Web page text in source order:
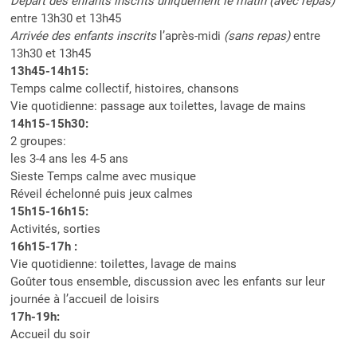
entre 13h30 et 13h45
Arrivée des enfants inscrits l’après-midi (sans repas)entre
13h30 et 13h45
13h45-14h15:
Temps calme collectif, histoires, chansons
Vie quotidienne: passage aux toilettes, lavage de mains
14h15-15h30:
2 groupes:
les 3-4 ans les 4-5 ans
Sieste Temps calme avec musique
Réveil échelonné puis jeux calmes
15h15-16h15:
Activités, sorties
16h15-17h :
Vie quotidienne: toilettes, lavage de mains
Goûter tous ensemble, discussion avec les enfants sur leur
journée à l’accueil de loisirs
17h-19h:
Accueil du soir